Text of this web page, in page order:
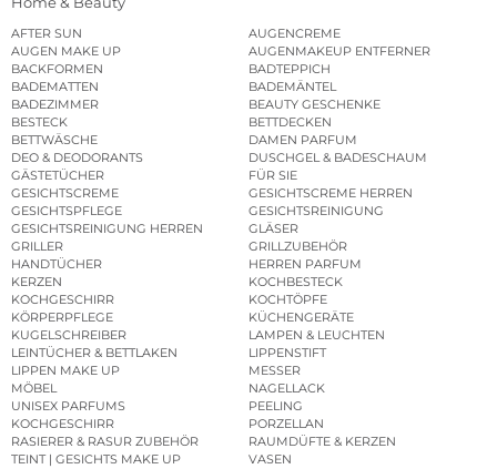
AFTER SUN
AUGENCREME
AUGEN MAKE UP
AUGENMAKEUP ENTFERNER
BACKFORMEN
BADTEPPICH
BADEMATTEN
BADEMÄNTEL
BADEZIMMER
BEAUTY GESCHENKE
BESTECK
BETTDECKEN
BETTWÄSCHE
DAMEN PARFUM
DEO & DEODORANTS
DUSCHGEL & BADESCHAUM
GÄSTETÜCHER
FÜR SIE
GESICHTSCREME
GESICHTSCREME HERREN
GESICHTSPFLEGE
GESICHTSREINIGUNG
GESICHTSREINIGUNG HERREN
GLÄSER
GRILLER
GRILLZUBEHÖR
HANDTÜCHER
HERREN PARFUM
KERZEN
KOCHBESTECK
KOCHGESCHIRR
KOCHTÖPFE
KÖRPERPFLEGE
KÜCHENGERÄTE
KUGELSCHREIBER
LAMPEN & LEUCHTEN
LEINTÜCHER & BETTLAKEN
LIPPENSTIFT
LIPPEN MAKE UP
MESSER
MÖBEL
NAGELLACK
UNISEX PARFUMS
PEELING
KOCHGESCHIRR
PORZELLAN
RASIERER & RASUR ZUBEHÖR
RAUMDÜFTE & KERZEN
TEINT | GESICHTS MAKE UP
VASEN